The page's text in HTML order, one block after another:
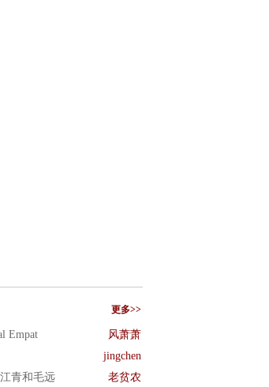
更多>>
Empat 风萧萧
jingchen
青和毛远 老贫农